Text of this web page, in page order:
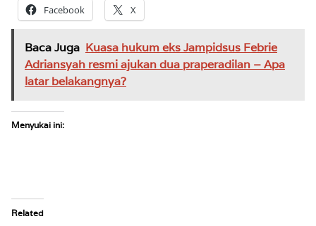
Facebook X
Baca Juga Kuasa hukum eks Jampidsus Febrie
Adriansyah resmi ajukan dua praperadilan – Apa
latar belakangnya?
Menyukai ini:
Related